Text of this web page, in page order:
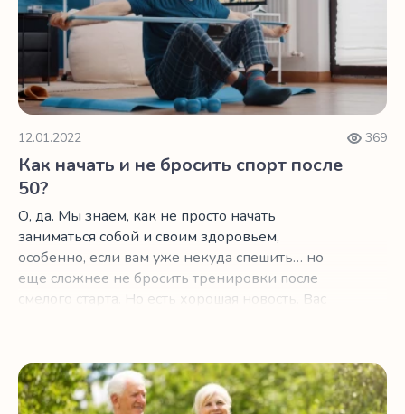
12.01.2022 369
Как начать и не бросить спорт после
50?
О, да. Мы знаем, как не просто начать
заниматься собой и своим здоровьем,
особенно, если вам уже некуда спешить… но
еще сложнее не бросить тренировки после
смелого старта. Но есть хорошая новость. Вас
забеге на 42 км. Мы работаем для тех, кто
просто хочет быть в хорошей форме и не
стремится бить олимпийские рекорды.
Выбираемся из сидячего образа жизни с помощью